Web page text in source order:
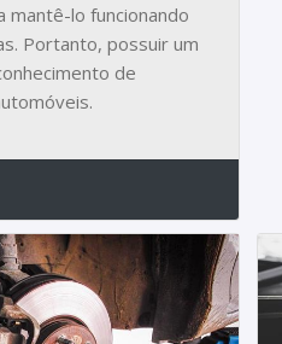
mantê-lo funcionando
Portanto, possuir um
de